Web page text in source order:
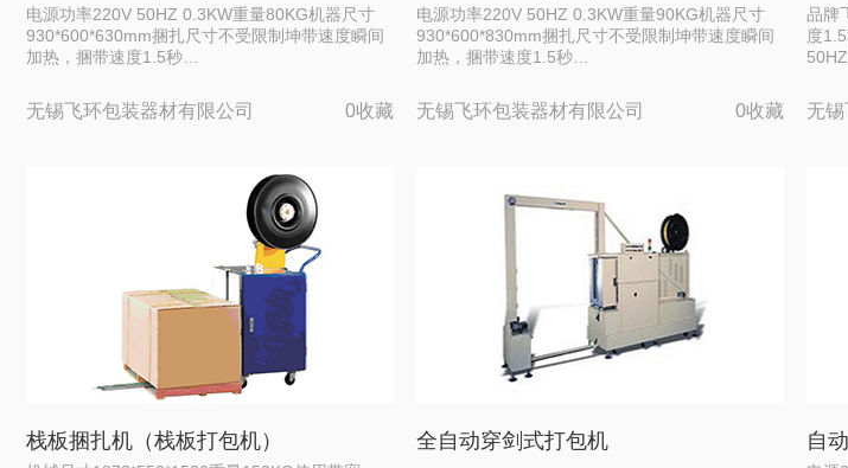
电源功率220V 50HZ 0.3KW重量80KG机器尺寸
930*600*630mm捆扎尺寸不受限制坤带速度瞬间
加热，捆带速度1.5秒…
无锡飞环包装器材有限公司 0收藏
电源功率220V 50HZ 0.3KW重量90KG机器尺寸
930*600*830mm捆扎尺寸不受限制坤带速度瞬间
加热，捆带速度1.5秒…
无锡飞环包装器材有限公司 0收藏
品牌
度
无
栈板捆扎机（栈板打包机） 全自动穿剑式打包机 自